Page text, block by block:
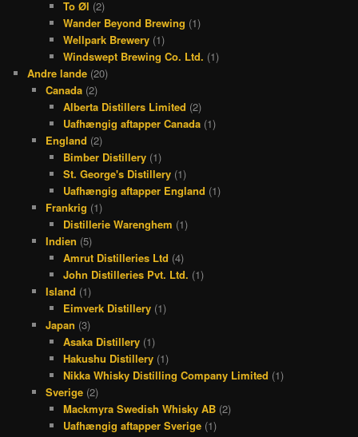
To Øl (2)
Wander Beyond Brewing (1)
Wellpark Brewery (1)
Windswept Brewing Co. Ltd. (1)
Andre lande (20)
Canada(2)
Alberta Distillers Limited (2)
Uafhængig aftapper Canada (1)
England (2)
Bimber Distillery (1)
St. George's Distillery (1)
Uafhængig aftapper England (1)
Frankrig (1)
Distillerie Warenghem (1)
Indien (5)
Amrut Distilleries Ltd (4)
John Distilleries Pvt. Ltd. (1)
Island (1)
Eimverk Distillery (1)
Japan (3)
Asaka Distillery (1)
Hakushu Distillery (1)
Nikka Whisky Distilling Company Limited (1)
Sverige(2)
Mackmyra Swedish Whisky AB (2)
Uafhængig aftapper Sverige (1)